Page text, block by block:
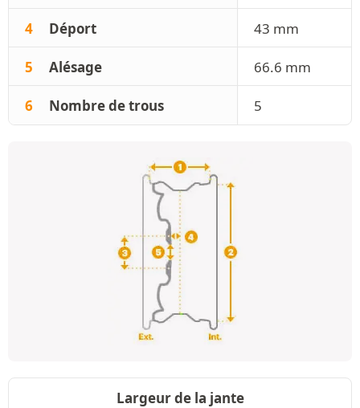
4 Déport 43 mm
5 Alésage 66.6 mm
6 Nombre de trous 5
Largeur de la jante